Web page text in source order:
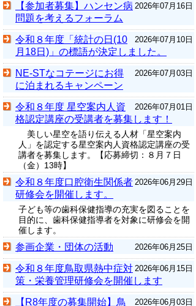
2026年07月16日
【参加者募集】ハンセン病
問題を考えるフォーラム
2026年07月10日
令和８年度「統計の日(10
月18日)」の標語が決定しました。
2026年07月03日
NE-STなコテージにお得
に泊まれるキャンペーン
2026年07月01日
令和８年度 星空案内人資
格認定講座の受講者を募集します！
美しい星空を語り伝える人材「星空案内
人」を認定する星空案内人資格認定講座の受
講者を募集します。【応募締切：８月７日
（金）13時】
2026年06月29日
令和８年度口腔衛生関係者
研修会を開催します。
子ども等の歯科保健指導の充実を図ることを
目的に、歯科保健指導者を対象に研修会を開
催します。
2026年06月25日
参画企業・団体の活動
2026年06月15日
令和８年度鳥取県熱中症対
策・栄養管理研修会を開催します
2026年06月03日
【R8年度の募集開始】鳥